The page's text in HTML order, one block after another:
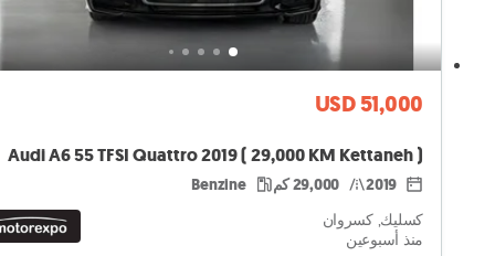
USD 51,000
Audi A6 55 TFSI Quattro 2019 ( 29,000 KM Kettaneh )
2019 29,000 كم Benzine
كسليك, كسروان
منذ أسبوعين